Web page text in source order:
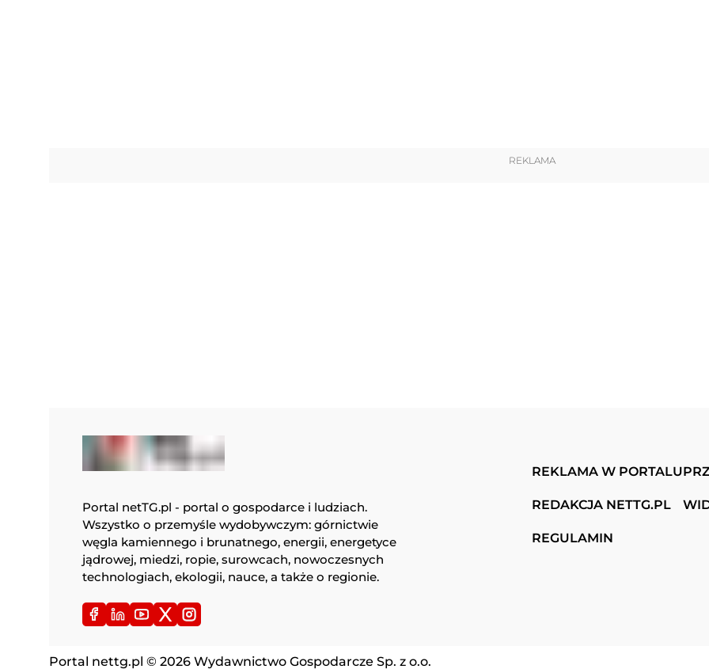
REKLAMA
Portal netTG.pl - portal o gospodarce i ludziach.
Wszystko o przemyśle wydobywczym: górnictwie
węgla kamiennego i brunatnego, energii, energetyce
jądrowej, miedzi, ropie, surowcach, nowoczesnych
technologiach, ekologii, nauce, a także o regionie.
REKLAMA W PORTALU
REDAKCJA NETTG.PL
REGULAMIN
Portal nettg.pl © 2026 Wydawnictwo Gospodarcze Sp. z o.o.